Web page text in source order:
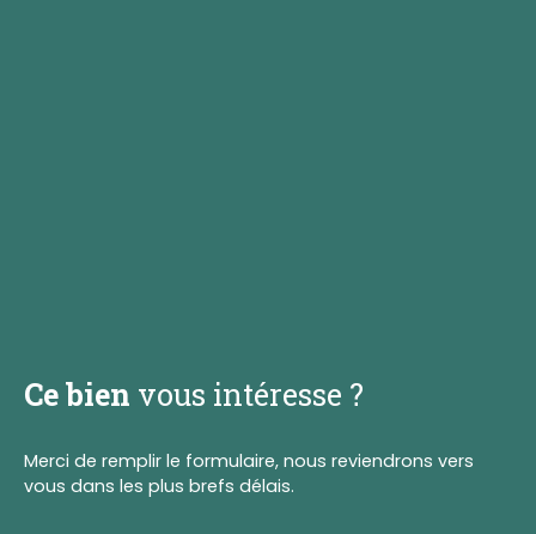
Ce bien vous intéresse ?
Merci de remplir le formulaire, nous reviendrons vers
vous dans les plus brefs délais.